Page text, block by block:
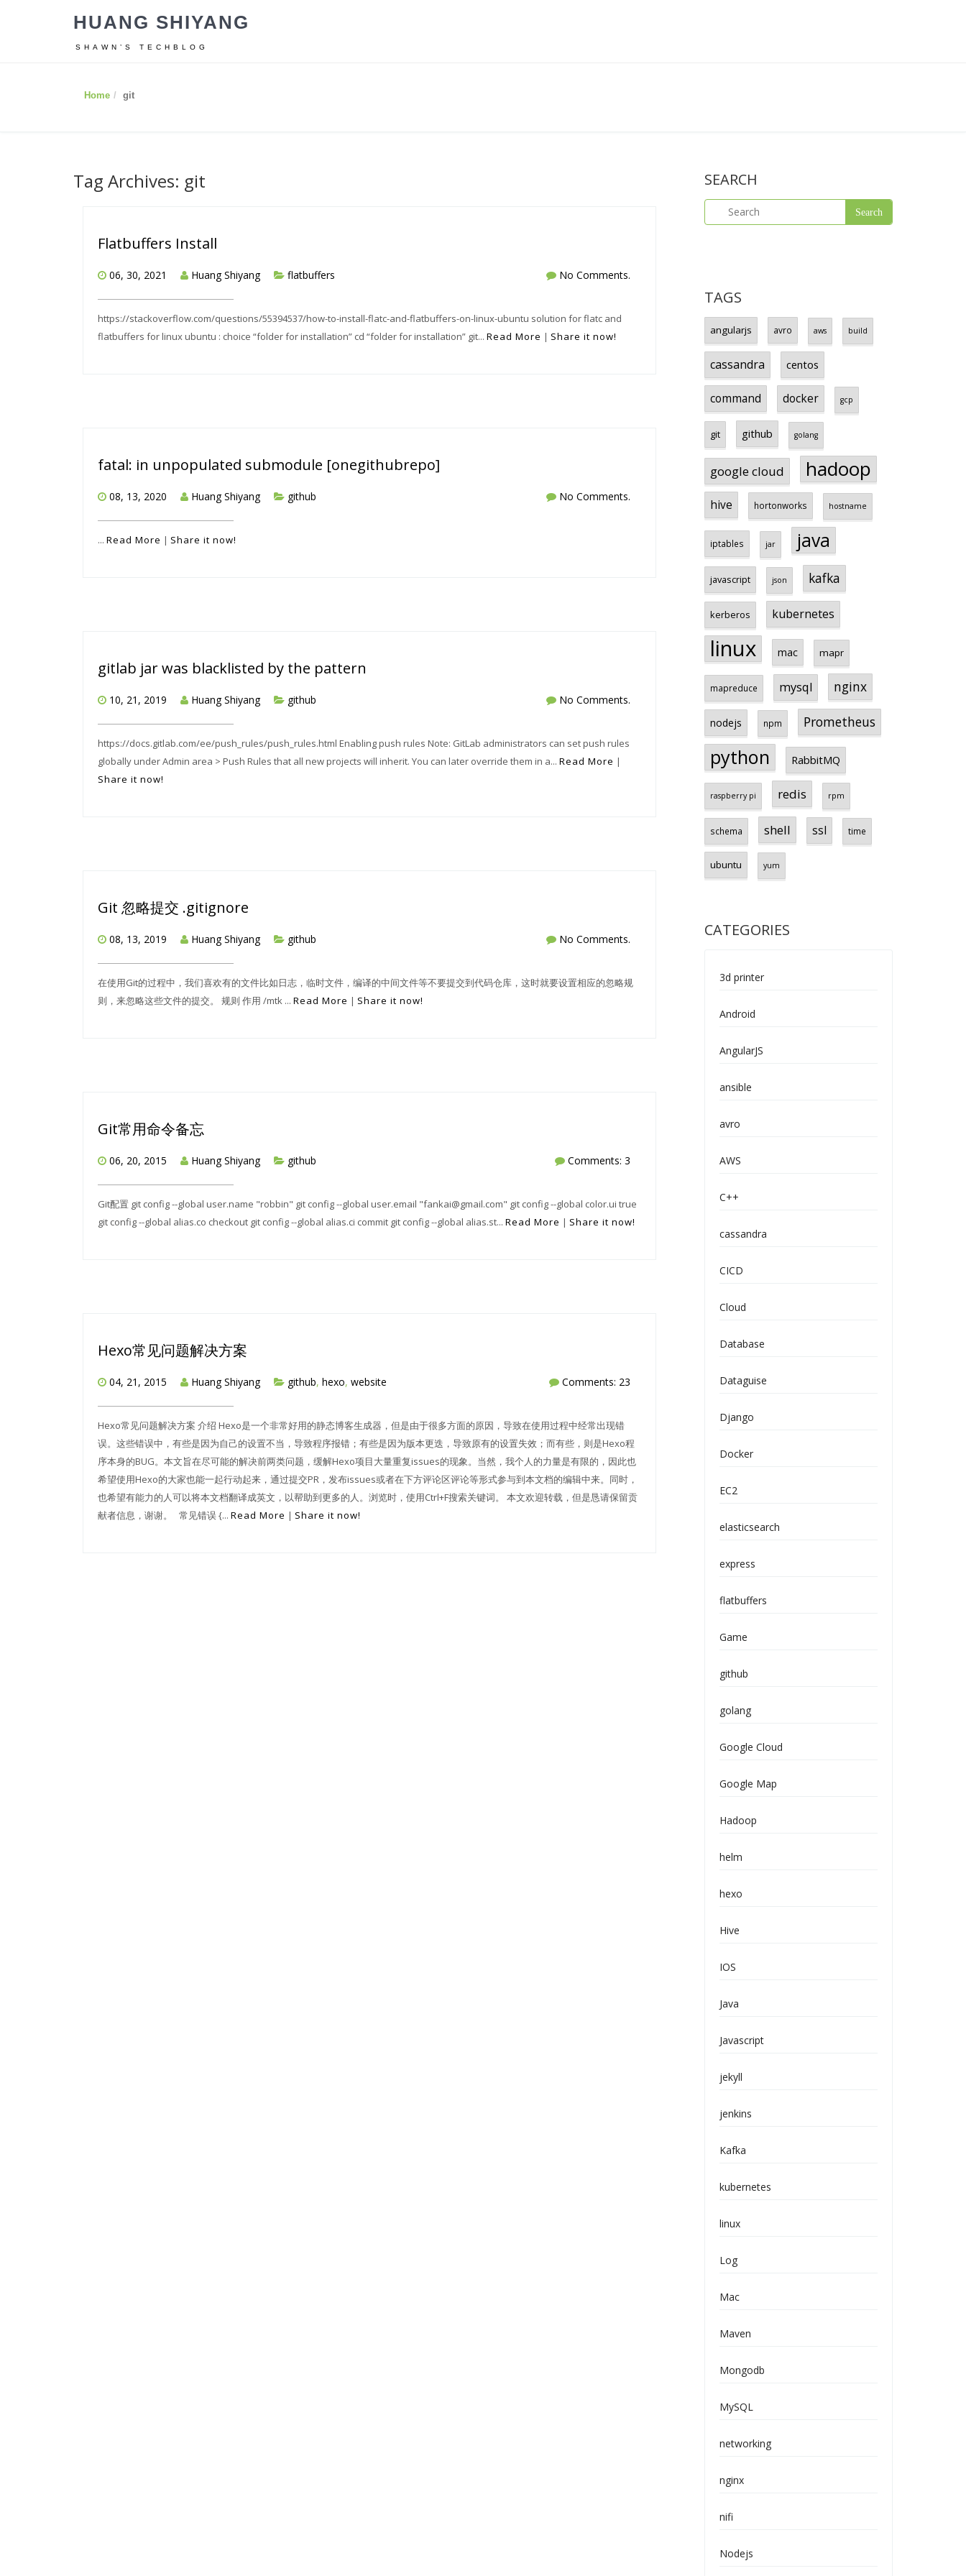
HUANG SHIYANG
SHAWN’S TECHBLOG
Home git
Tag Archives: git
Flatbuffers Install
06, 30, 2021 Huang Shiyang flatbuffers No Comments.
https://stackoverflow.com/questions/55394537/how-to-install-flatc-and-flatbuffers-on-linux-ubuntu solution for flatc and
flatbuffers for linux ubuntu : choice “folder for installation” cd “folder for installation” git... Read More | Share it now!
fatal: in unpopulated submodule [onegithubrepo]
08, 13, 2020 Huang Shiyang github No Comments.
... Read More | Share it now!
gitlab jar was blacklisted by the pattern
10, 21, 2019 Huang Shiyang github No Comments.
https://docs.gitlab.com/ee/push_rules/push_rules.html Enabling push rules Note: GitLab administrators can set push rules
globally under Admin area > Push Rules that all new projects will inherit. You can later override them in a... Read More |
Share it now!
Git 忽略提交 .gitignore
08, 13, 2019 Huang Shiyang github No Comments.
在使用Git的过程中，我们喜欢有的文件比如日志，临时文件，编译的中间文件等不要提交到代码仓库，这时就要设置相应的忽略规
则，来忽略这些文件的提交。 规则 作用 /mtk ... Read More | Share it now!
Git常用命令备忘
06, 20, 2015 Huang Shiyang github Comments: 3
Git配置 git config --global user.name "robbin" git config --global user.email "fankai@gmail.com" git config --global color.ui true
git config --global alias.co checkout git config --global alias.ci commit git config --global alias.st... Read More | Share it now!
Hexo常见问题解决方案
04, 21, 2015 Huang Shiyang github, hexo, website Comments: 23
Hexo常见问题解决方案 介绍 Hexo是一个非常好用的静态博客生成器，但是由于很多方面的原因，导致在使用过程中经常出现错
误。这些错误中，有些是因为自己的设置不当，导致程序报错；有些是因为版本更迭，导致原有的设置失效；而有些，则是Hexo程
序本身的BUG。本文旨在尽可能的解决前两类问题，缓解Hexo项目大量重复issues的现象。当然，我个人的力量是有限的，因此也
希望使用Hexo的大家也能一起行动起来，通过提交PR，发布issues或者在下方评论区评论等形式参与到本文档的编辑中来。同时，
也希望有能力的人可以将本文档翻译成英文，以帮助到更多的人。浏览时，使用Ctrl+F搜索关键词。 本文欢迎转载，但是恳请保留贡
献者信息，谢谢。 常见错误 {... Read More | Share it now!
SEARCH
TAGS
angularjs avro aws build
cassandra centos
command docker gcp
git github golang
google cloud hadoop
hive hortonworks hostname
iptables jar java
javascript json kafka
kerberos kubernetes
linux mac mapr
mapreduce mysql nginx
nodejs npm Prometheus
python RabbitMQ
raspberry pi redis rpm
schema shell ssl time
ubuntu yum
CATEGORIES
3d printer
Android
AngularJS
ansible
avro
AWS
C++
cassandra
CICD
Cloud
Database
Dataguise
Django
Docker
EC2
elasticsearch
express
flatbuffers
Game
github
golang
Google Cloud
Google Map
Hadoop
helm
hexo
Hive
IOS
Java
Javascript
jekyll
jenkins
Kafka
kubernetes
linux
Log
Mac
Maven
Mongodb
MySQL
networking
nginx
nifi
Nodejs